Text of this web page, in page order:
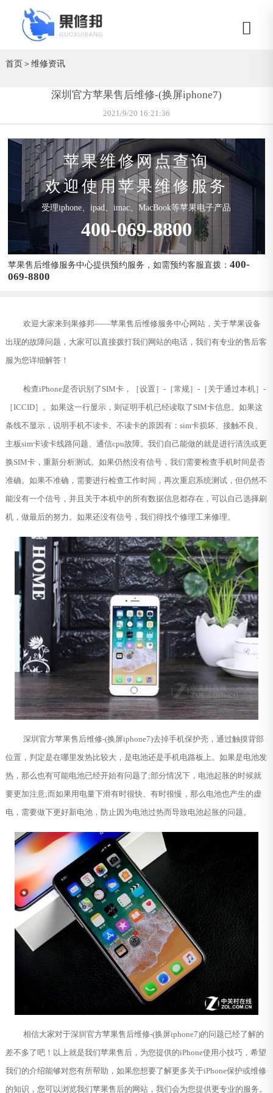
首页＞维修资讯
深圳官方苹果售后维修-(换屏iphone7)
2021/9/20 16:21:36
苹果维修网点查询
欢迎使用苹果维修服务
受理iphone、ipad、imac、MacBook等苹果电子产品
400-069-8800
苹果售后维修服务中心提供预约服务，如需预约客服直拨：400-
069-8800
欢迎大家来到果修邦——苹果售后维修服务中心网站，关于苹果设备
出现的故障问题，大家可以直接拨打我们网站的电话，我们有专业的售后客
服为您详细解答！
检查iPhone是否识别了SIM卡，［设置］-［常规］-［关于通过本机］-
［ICCID］。如果这一行显示，则证明手机已经读取了SIM卡信息。如果这
条线不显示，说明手机不读卡。不读卡的原因有：sim卡损坏、接触不良、
主板sim卡读卡线路问题、通信cpu故障。我们自己能做的就是进行清洗或更
换SIM卡，重新分析测试。如果仍然没有信号，我们需要检查手机时间是否
准确。如果不准确，需要进行检查工作时间，再次重启系统测试，但仍然不
能没有一个信号，并且关于本机中的所有数据信息都存在，可以自己选择刷
机，做最后的努力。如果还没有信号，我们得找个修理工来修理。
深圳官方苹果售后维修-(换屏iphone7)去掉手机保护壳，通过触摸背部
位置，判定是在哪里发热比较大，是电池还是手机电路板上。如果是电池发
热，那么也有可能电池已经开始有问题了;部分情况下，电池起胀的时候就
要更加注意;而如果用电量下滑有时很快、有时很慢，那么电池也产生的虚
电，需要做下更好新电池，防止因为电池过热而导致电池起胀的问题。
相信大家对于深圳官方苹果售后维修-(换屏iphone7)的问题已经了解的
差不多了吧！以上就是我们苹果售后，为您提供的iPhone使用小技巧，希望
我们的介绍能够对您有所帮助，如果您想要了解更多关于iPhone保护或维修
的知识，您可以浏览我们苹果售后的网站，我们会为您提供更专业的服务。